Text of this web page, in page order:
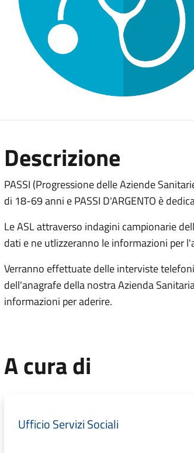
Descrizione
PASSI (Progressione delle Aziende
di 18-69 anni e PASSI D'ARGENTO è
Le ASL attraverso indagini campionarie
dati e ne utlizzeranno le informazioni per
Verranno effettuate delle interviste
dell'anagrafe della nostra Azienda
informazioni per aderire.
A cura di
Ufficio Servizi Sociali